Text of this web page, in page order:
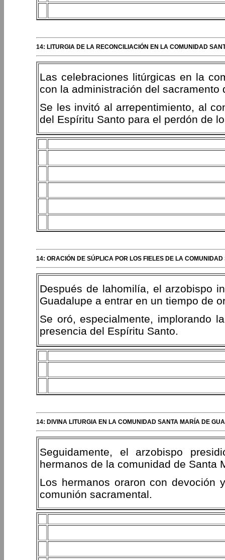
14: LITURGIA DE LA RECONCILIACIÓN EN LA COMUNIDAD
Las celebraciones litúrgicas en la
con la administración del
Se les invitó al arrepentimiento, al
del Espíritu Santo para el perdón de
14: ORACIÓN DE SÚPLICA POR LOS FIELES DE LA
Después de lahomilía, el arzobispo
Guadalupe a entrar en un tiempo de
Se oró, especialmente, implorando
presencia del Espíritu Santo.
14: DIVINA LITURGIA EN LA COMUNIDAD SANTA MARÍA DE
Seguidamente, el arzobispo
hermanos de la comunidad de Santa
Los hermanos oraron con devoción
comunión sacramental.